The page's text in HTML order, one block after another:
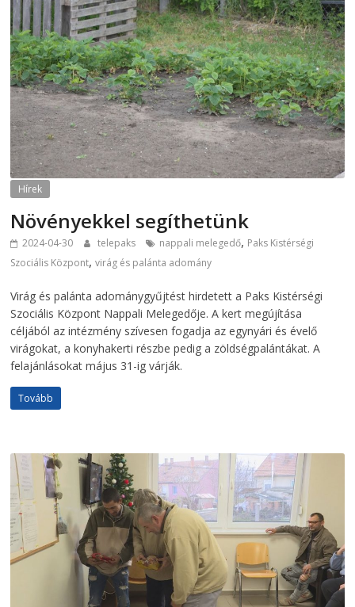
Hírek
Növényekkel segíthetünk
2024-04-30 telepaks nappali melegedő, Paks Kistérségi
Szociális Központ,virág és palánta adomány
Virág és palánta adománygyűjtést hirdetett a Paks Kistérségi
Szociális Központ Nappali Melegedője. A kert megújítása
céljából az intézmény szívesen fogadja az egynyári és évelő
virágokat, a konyhakerti részbe pedig a zöldségpalántákat. A
felajánlásokat május 31-ig várják.
Tovább